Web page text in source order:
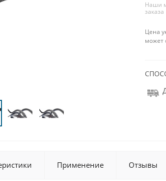
Наши
заказа
Цена
может
Применение Отзывы